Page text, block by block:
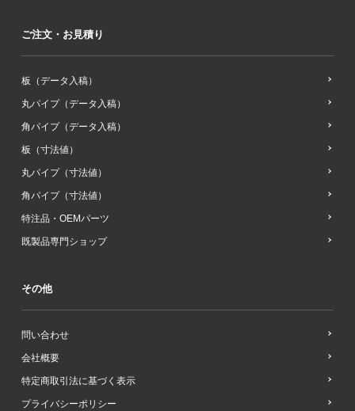
ご注文・お見積り
板（データ入稿）
丸パイプ（データ入稿）
角パイプ（データ入稿）
板（寸法値）
丸パイプ（寸法値）
角パイプ（寸法値）
特注品・OEMパーツ
既製品専門ショップ
その他
問い合わせ
会社概要
特定商取引法に基づく表示
プライバシーポリシー